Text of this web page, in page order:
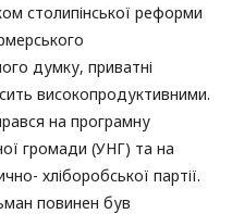
столипінської реформи
думку, приватні
високопродуктивними.
на програмну
громади (УНГ) та на
хліборобської партії.
повинен був